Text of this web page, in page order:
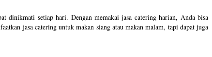
dinikmati setiap hari. Dengan memakai jasa catering harian, Anda bisa
jasa catering untuk makan siang atau makan malam, tapi dapat juga